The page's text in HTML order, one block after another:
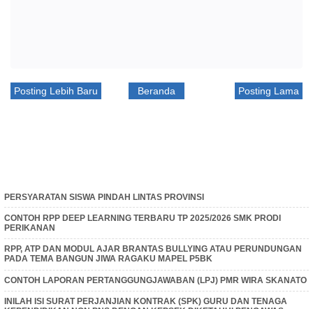
Posting Lebih Baru Posting Lama
Beranda
PERSYARATAN SISWA PINDAH LINTAS PROVINSI
CONTOH RPP DEEP LEARNING TERBARU TP 2025/2026 SMK PRODI
PERIKANAN
RPP, ATP DAN MODUL AJAR BRANTAS BULLYING ATAU PERUNDUNGAN
PADA TEMA BANGUN JIWA RAGAKU MAPEL P5BK
CONTOH LAPORAN PERTANGGUNGJAWABAN (LPJ) PMR WIRA SKANATO
INILAH ISI SURAT PERJANJIAN KONTRAK (SPK) GURU DAN TENAGA